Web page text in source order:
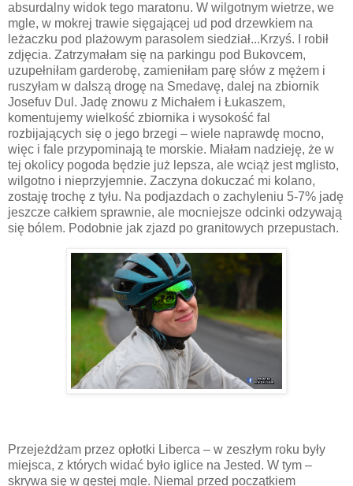
absurdalny widok tego maratonu. W wilgotnym wietrze, we
mgle, w mokrej trawie sięgającej ud pod drzewkiem na
leżaczku pod plażowym parasolem siedział...Krzyś. I robił
zdjęcia. Zatrzymałam się na parkingu pod Bukovcem,
uzupełniłam garderobę, zamieniłam parę słów z mężem i
ruszyłam w dalszą drogę na Smedavę, dalej na zbiornik
Josefuv Dul. Jadę znowu z Michałem i Łukaszem,
komentujemy wielkość zbiornika i wysokość fal
rozbijających się o jego brzegi – wiele naprawdę mocno,
więc i fale przypominają te morskie. Miałam nadzieję, że w
tej okolicy pogoda będzie już lepsza, ale wciąż jest mglisto,
wilgotno i nieprzyjemnie. Zaczyna dokuczać mi kolano,
zostaję trochę z tyłu. Na podjazdach o zachyleniu 5-7% jadę
jeszcze całkiem sprawnie, ale mocniejsze odcinki odzywają
się bólem. Podobnie jak zjazd po granitowych przepustach.
Przejeżdżam przez opłotki Liberca – w zeszłym roku były
miejsca, z których widać było iglice na Jested. W tym –
skrywa się w gęstej mgle. Niemal przed początkiem